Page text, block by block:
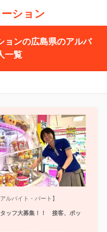
ション
ョンの広島県のアルバ
一覧
ルバイト・パート】
ッフ大募集！！ 接客、ポッ